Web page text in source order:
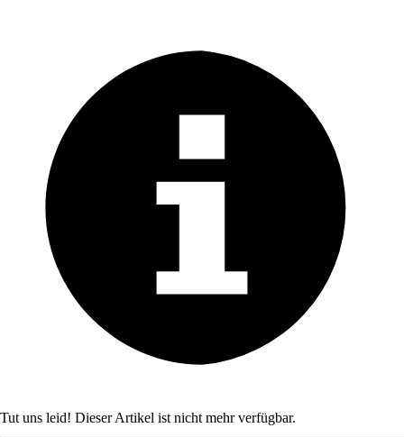
Tut uns leid! Dieser Artikel ist nicht mehr verfügbar.